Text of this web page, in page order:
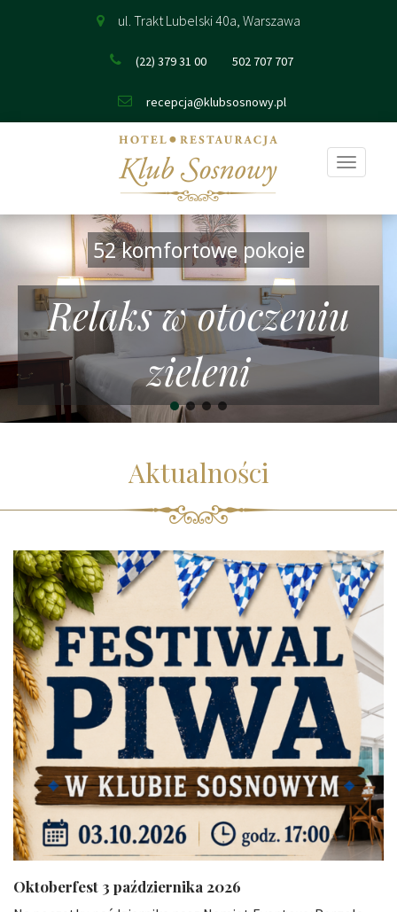
ul. Trakt Lubelski 40a, Warszawa
(22) 379 31 00 502 707 707
recepcja@klubsosnowy.pl
Pokaż
52 komfortowe pokoje
Relaks w otoczeniu
zieleni
Aktualności
Oktoberfest 3 października 2026